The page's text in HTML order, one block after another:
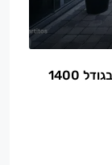
משרד עם חצר פרטית בשכונת מונטיפיורי בגודל 1400